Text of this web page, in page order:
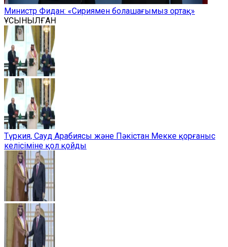
Министр Фидан: «Сириямен болашағымыз ортақ»
ҰСЫНЫЛҒАН
Түркия, Сауд Арабиясы және Пәкістан Мекке қорғаныс
келісіміне қол қойды